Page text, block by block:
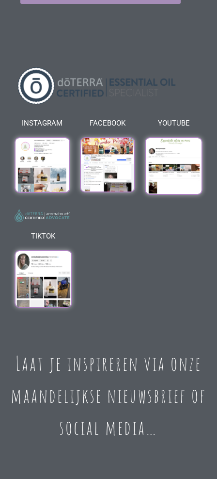
INSTAGRAM FACEBOOK YOUTUBE
TIKTOK
Laat je inspireren via onze
maandelijkse nieuwsbrief of
social media…